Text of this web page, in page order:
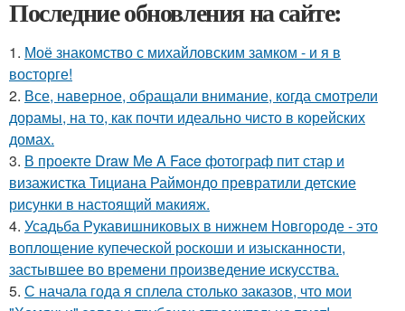
Последние обновления на сайте:
1. Моё знакомство с михайловским замком - и я в
восторге!
2. Все, наверное, обращали внимание, когда смотрели
дорамы, на то, как почти идеально чисто в корейских
домах.
3. В проекте Draw Me A Face фотограф пит стар и
визажистка Тициана Раймондо превратили детские
рисунки в настоящий макияж.
4. Усадьба Рукавишниковых в нижнем Новгороде - это
воплощение купеческой роскоши и изысканности,
застывшее во времени произведение искусства.
5. С начала года я сплела столько заказов, что мои